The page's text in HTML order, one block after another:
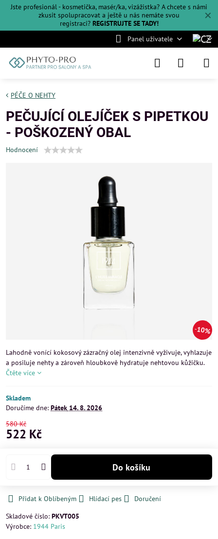
✕
Jste profesionál - kosmetička, masér/ka, vizážistka? A chcete s námi
zkusit spolupracovat a ještě u nás nemáte svou
registraci? REGISTRUJTE SE TADY!
Panel uživatele
10%
PÉČE O NEHTY
PEČUJÍCÍ OLEJÍČEK S PIPETKOU
- POŠKOZENÝ OBAL
Hodnocení
Lahodně vonící kokosový zázračný olej intenzivně vyživuje, vyhlazuje
a posiluje nehty a zároveň hloubkově hydratuje nehtovou kůžičku.
Čtěte více
Skladem
Doručíme dne: Pátek 14. 8. 2026
580 Kč
522 Kč
Do košíku
Přidat k Oblíbeným Hlídací pes
Doručení
Skladové číslo: PKVT005
Výrobce: 1944 Paris